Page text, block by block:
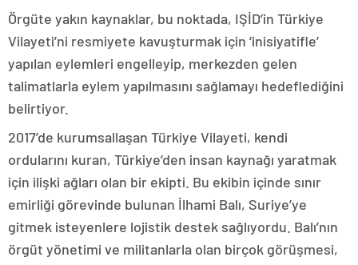
Örgüte yakın kaynaklar, bu noktada, IŞİD’in Türkiye
Vilayeti’ni resmiyete kavuşturmak için ‘inisiyatifle’
yapılan eylemleri engelleyip, merkezden gelen
talimatlarla eylem yapılmasını sağlamayı hedeflediğini
belirtiyor.
2017’de kurumsallaşan Türkiye Vilayeti, kendi
ordularını kuran, Türkiye’den insan kaynağı yaratmak
için ilişki ağları olan bir ekipti. Bu ekibin içinde sınır
emirliği görevinde bulunan İlhami Balı, Suriye’ye
gitmek isteyenlere lojistik destek sağlıyordu. Balı’nın
örgüt yönetimi ve militanlarla olan birçok görüşmesi,